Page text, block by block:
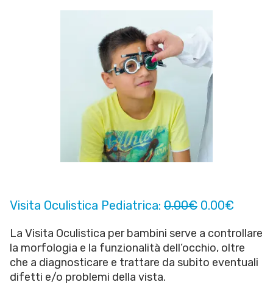
Visita Oculistica Pediatrica: 0.00€ 0.00€
La Visita Oculistica per bambini serve a controllare
la morfologia e la funzionalità dell’occhio, oltre
che a diagnosticare e trattare da subito eventuali
difetti e/o problemi della vista.